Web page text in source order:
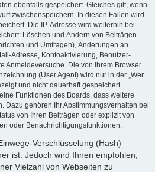
ebenfalls gespeichert. Gleiches gilt, wenn
zwischenspeichern. In diesen Fällen wird
Die IP-Adresse wird weiterhin bei
Löschen und Ändern von Beiträgen
und Umfragen), Änderungen an
Adresse, Kontoaktivierung, Benutzer-
Anmeldeversuche. Die von Ihrem Browser
(User Agent) wird nur in der „Wer
und nicht dauerhaft gespeichert.
Funktionen des Boards, dass weitere
Dazu gehören Ihr Abstimmungsverhalten bei
von Ihren Beiträgen oder explizit von
oder Benachrichtigungsfunktionen.
Verschlüsselung (Hash)
ist. Jedoch wird Ihnen empfohlen,
Vielzahl von Webseiten zu